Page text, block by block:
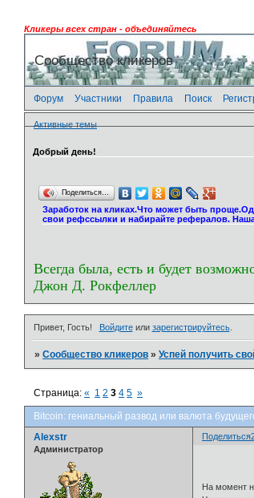
Кликеры всех стран - объединяйтесь
Сообщество кликеров
Форум Участники Правила Поиск
Активные темы
Добрый день!
Поделиться…
Заработок на кликах.Что может быть
свои рефссылки и набирайте рефералов.
Всегда была, есть и будет
Джон Д. Рокфеллер
Привет, Гость! Войдитеили зарегистрируйтесь.
»Сообщество кликеров »Успей получить
Bitcoin: гениальный развод или валюта
Страница:« 1 2 3 4 5 »
Поделиться
Alexstr
Администратор
На момент